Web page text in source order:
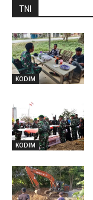
TNI
KODIM
KODIM